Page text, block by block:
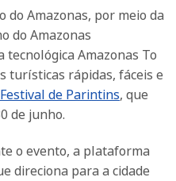
do Amazonas, por meio da
do Amazonas
Amazonas To
turísticas rápidas, fáceis e
de Parintins, que
de junho.
o evento, a plataforma
direciona para a cidade